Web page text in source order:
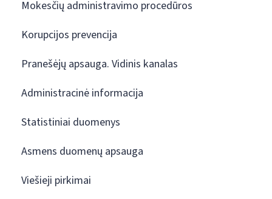
Mokesčių administravimo procedūros
Korupcijos prevencija
Pranešėjų apsauga. Vidinis kanalas
Administracinė informacija
Statistiniai duomenys
Asmens duomenų apsauga
Viešieji pirkimai